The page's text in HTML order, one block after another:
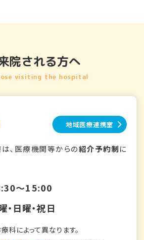
院される方へ
visiting the hospital
地域医療連携室
、医療機関等からの紹介予約制に
～15:00
・日曜・祝日
科によって異なります。